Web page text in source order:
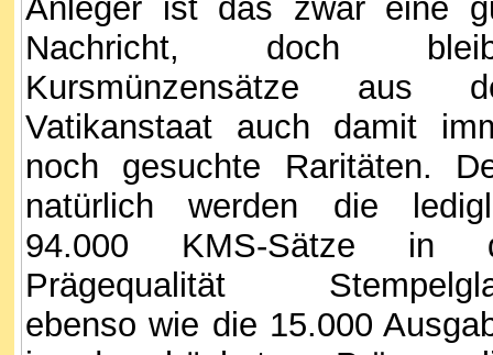
Anleger ist das zwar eine
Nachricht, doch
Kursmünzensätze aus
Vatikanstaat auch damit
noch gesuchte Raritäten.
natürlich werden die
94.000 KMS-Sätze in
Prägequalität
ebenso wie die 15.000